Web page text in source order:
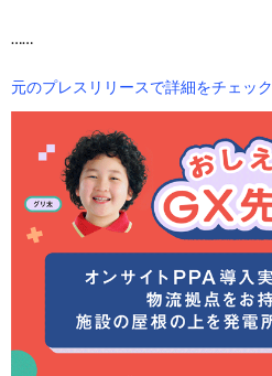
……
元のプレスリリースで詳細をチェック